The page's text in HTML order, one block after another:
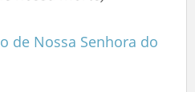
de Nossa Senhora do